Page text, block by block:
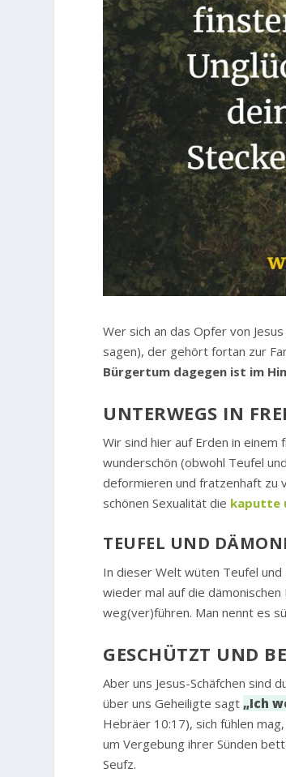
Wer sich an das Opfer von
sagen), der gehört fortan zur
Bürgertum dagegen ist im
UNTERWEGS IN
Wir sind hier auf Erden in
wunderschön (obwohl Teufel
deformieren und fratzenhaft zu
schönen Sexualität die kaputte
TEUFEL UND
In dieser Welt wüten Teufel
wieder mal auf die
weg(ver)führen. Man nennt es
GESCHÜTZT UND
Aber uns Jesus-Schäfchen sind
über uns Geheiligte sagt„Ich
Hebräer 10:17), sich fühlen
um Vergebung ihrer Sünden
Seufz.